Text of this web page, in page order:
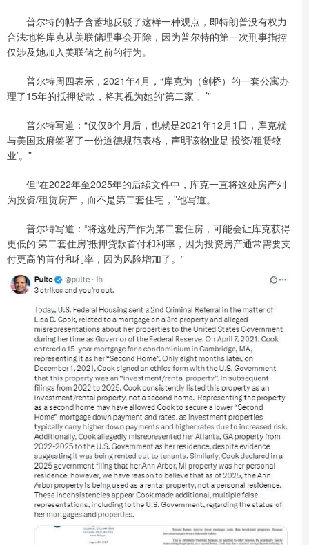
普尔特的帖子含蓄地反驳了这样一种观点，即特朗普没有权力
合法地将库克从美联储理事会开除，因为普尔特的第一次刑事指控
仅涉及她加入美联储之前的行为。
普尔特周四表示，2021年4月，“库克为（剑桥）的一套公寓办
理了15年的抵押贷款，将其视为她的‘第二家’。’”
普尔特写道：“仅仅8个月后，也就是2021年12月1日，库克就
与美国政府签署了一份道德规范表格，声明该物业是‘投资/租赁物
业’。”
但“在2022年至2025年的后续文件中，库克一直将这处房产列
为投资/租赁房产，而不是第二套住宅，”他写道。
普尔特写道：“将这处房产作为第二套住房，可能会让库克获得
更低的‘第二套住房’抵押贷款首付和利率，因为投资房产通常需要支
付更高的首付和利率，因为风险增加了。”